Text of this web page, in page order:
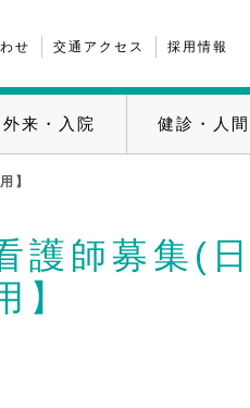
せ 交通アクセス 採用情報
外来・入院 健診・人
】
護師募集(
】